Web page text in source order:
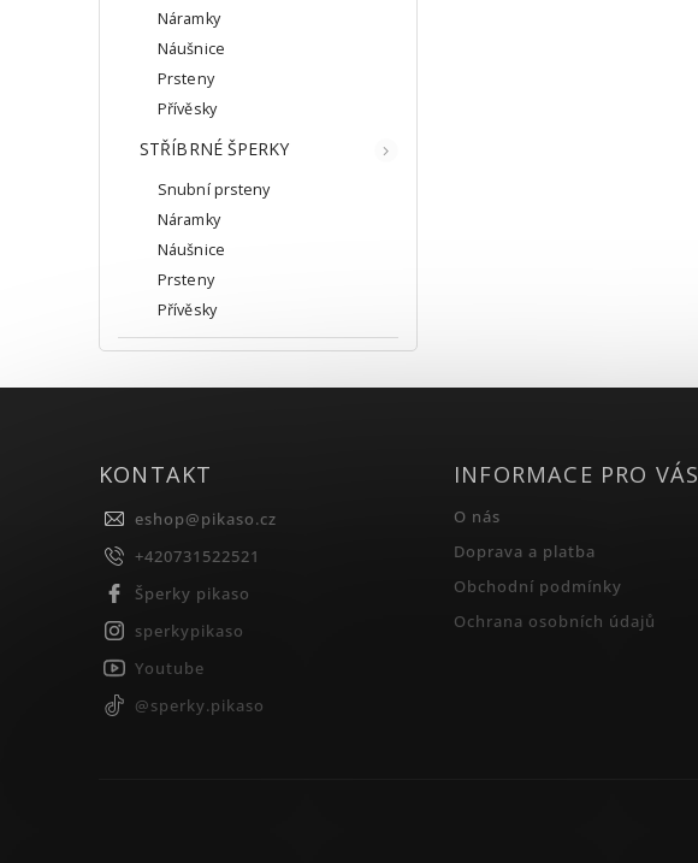
Náramky
Náušnice
Prsteny
Přívěsky
STŘÍBRNÉ ŠPERKY
Snubní prsteny
Náramky
Náušnice
Prsteny
Přívěsky
KONTAKT
eshop@pikaso.cz
+420731522521
Šperky pikaso
sperkypikaso
Youtube
@sperky.pikaso
INFORMACE PRO VÁS
O nás
Doprava a platba
Obchodní podmínky
Ochrana osobních údajů